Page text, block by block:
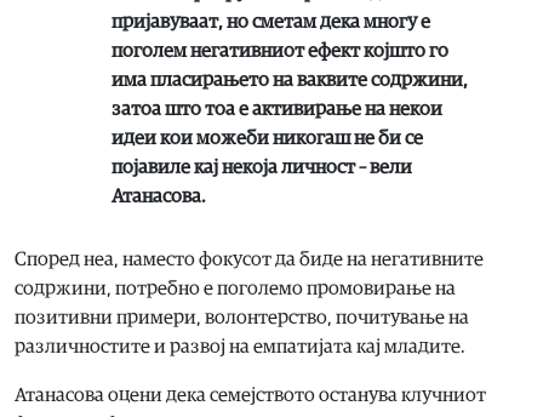
пријавуваат, но сметам дека многу е
поголем негативниот ефект којшто го
има пласирањето на ваквите содржини,
затоа што тоа е активирање на некои
идеи кои можеби никогаш не би се
појавиле кај некоја личност – вели
Атанасова.
Според неа, наместо фокусот да биде на негативните
содржини, потребно е поголемо промовирање на
позитивни примери, волонтерство, почитување на
различностите и развој на емпатијата кај младите.
Атанасова оцени дека семејството останува клучниот